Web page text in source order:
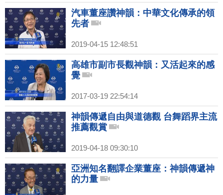
汽車董座讚神韻：中華文化傳承的領
先者
2019-04-15 12:48:51
高雄市副市長觀神韻：又活起來的感
覺
2017-03-19 22:54:14
神韻傳遞自由與道德觀 台舞蹈界主流
推薦觀賞
2019-04-18 09:30:10
亞洲知名翻譯企業董座：神韻傳遞神
的力量